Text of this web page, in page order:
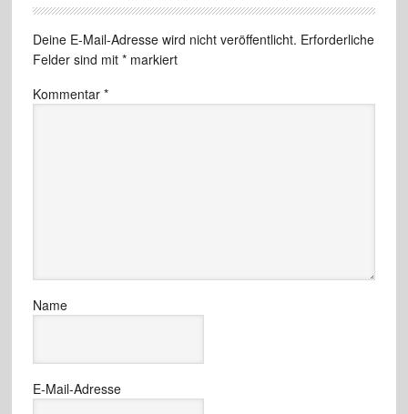
Deine E-Mail-Adresse wird nicht veröffentlicht. Erforderliche
Felder sind mit *markiert
Kommentar *
Name
E-Mail-Adresse